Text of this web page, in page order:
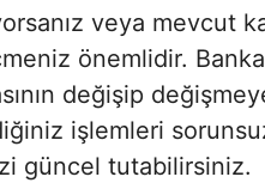
veya mevcut
önemlidir.
değişip
işlemleri
güncel tutabilirsiniz.